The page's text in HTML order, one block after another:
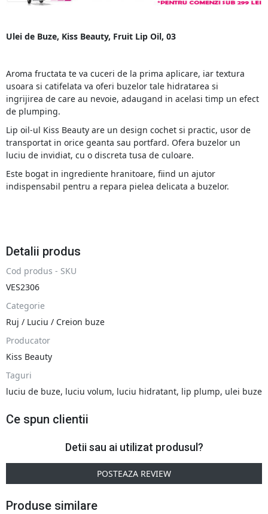
Ulei de Buze, Kiss Beauty, Fruit Lip Oil, 03
Aroma fructata te va cuceri de la prima aplicare, iar textura
usoara si catifelata va oferi buzelor tale hidratarea si
ingrijirea de care au nevoie, adaugand in acelasi timp un efect
de plumping.
Lip oil-ul Kiss Beauty are un design cochet si practic, usor de
transportat in orice geanta sau portfard. Ofera buzelor un
luciu de invidiat, cu o discreta tusa de culoare.
Este bogat in ingrediente hranitoare, fiind un ajutor
indispensabil pentru a repara pielea delicata a buzelor.
Detalii produs
Cod produs - SKU
VES2306
Categorie
Ruj / Luciu / Creion buze
Producator
Kiss Beauty
Taguri
luciu de buze, luciu volum, luciu hidratant, lip plump, ulei buze
Ce spun clientii
Detii sau ai utilizat produsul?
POSTEAZA REVIEW
Produse similare